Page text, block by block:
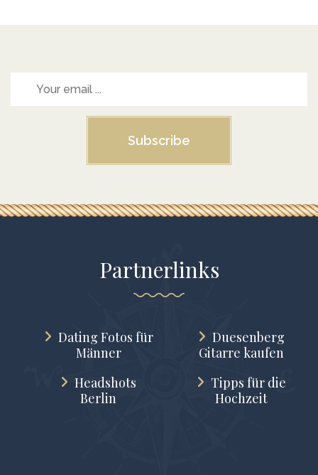
Subscribe
Partnerlinks
Dating Fotos für
Männer
Headshots
Berlin
Duesenberg
Gitarre kaufen
Tipps für die
Hochzeit